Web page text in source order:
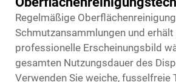
Regelmäßige
Schmutzansammlungen und erhält
professionelle Erscheinungsbild
gesamten Nutzungsdauer des
Verwenden Sie weiche, fusselfreie